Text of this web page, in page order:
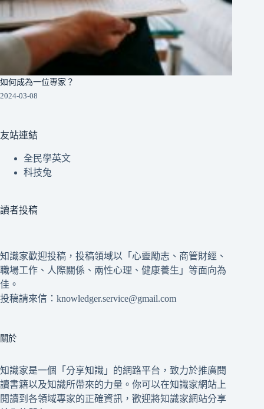
如何成為一位專家？
2024-03-08
友站連結
全民學英文
科技兔
讀者投稿
知識家歡迎投稿，投稿領域以「心靈勵志、商管財經、
職場工作、人際關係、兩性心理、健康養生」等面向為
佳。
投稿請來信：knowledger.service@gmail.com
關於
知識家是一個「分享知識」的網路平台，致力於推廣閱
讀書籍以及知識所帶來的力量。你可以在知識家網站上
閱讀到各領域專家的正確資訊，歡迎將知識家網站分享